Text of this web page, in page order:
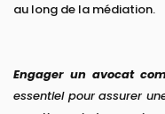
au long de la médiation.
Engager un avocat
essentiel pour assurer